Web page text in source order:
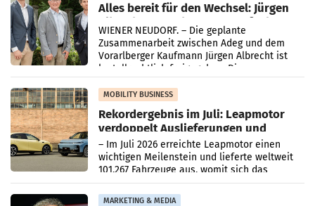
Alles bereit für den Wechsel: Jürgen
Albrecht setzt ab 1.1.2027 auf Adeg
WIENER NEUDORF. – Die geplante
Zusammenarbeit zwischen Adeg und dem
Vorarlberger Kaufmann Jürgen Albrecht ist
kartellrechtlich freigegeben: Die
Bundeswettbewerbsbehörde und der
Bundeskartellanwalt
MOBILITY BUSINESS
Rekordergebnis im Juli: Leapmotor
verdoppelt Auslieferungen und
überschreitet die 100.000er-Marke
– Im Juli 2026 erreichte Leapmotor einen
wichtigen Meilenstein und lieferte weltweit
101.267 Fahrzeuge aus, womit sich das
Ergebnis gegenüber Juli 2025 mehr als
verdoppelte (+102
MARKETING & MEDIA